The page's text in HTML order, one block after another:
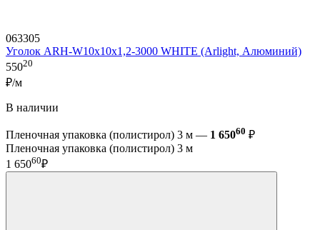
063305
Уголок ARH-W10x10x1,2-3000 WHITE (Arlight, Алюминий)
55020
₽/м
В наличии
Пленочная упаковка (полистирол) 3 м — 1 65060 ₽
Пленочная упаковка (полистирол) 3 м
1 65060₽